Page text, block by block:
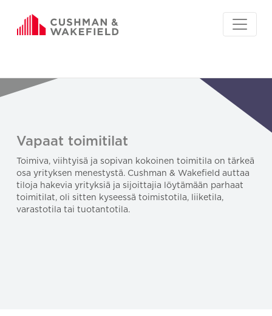
Vapaat toimitilat
Toimiva, viihtyisä ja sopivan kokoinen toimitila on tärkeä
osa yrityksen menestystä. Cushman & Wakefield auttaa
tiloja hakevia yrityksiä ja sijoittajia löytämään parhaat
toimitilat, oli sitten kyseessä toimistotila, liiketila,
varastotila tai tuotantotila.